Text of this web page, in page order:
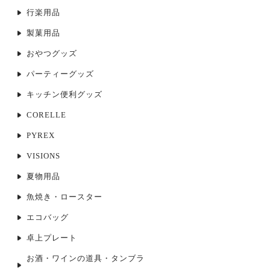
行楽用品
製菓用品
おやつグッズ
パーティーグッズ
キッチン便利グッズ
CORELLE
PYREX
VISIONS
夏物用品
魚焼き・ロースター
エコバッグ
卓上プレート
お酒・ワインの道具・タンブラ